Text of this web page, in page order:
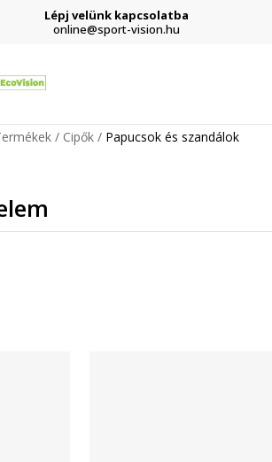
Lépj velünk kapcsolatba
online@sport-vision.hu
Cipők Papucsok és szandálok